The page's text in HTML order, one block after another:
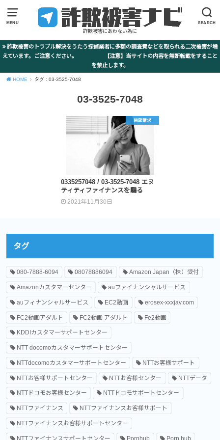
MENU SEARCH
詐欺被害にあわない為に
詐欺被害のトラブル解決をうたう探偵業者に多額の調査費などを取られる二次被害が増
えています。ご注意ください。 【注意】当サイトの内容を無断転載をすること
を禁止します。
HOME タグ : 03-3525-7048
03-3525-7048
架空請求
0335257048 / 03-3525-7048 エヌ
ティティファイナンスを騙る
2021年11月30日
タグ
080-7888-6094 08078886094 Amazon Japan（株）受付
Amazonカスタマーセンター auファイナンシャルサービス
auフィナンシャルサービス EC2動画 erosex-xxxjav.com
FC2動画アダルト FC2動画 アダルト Fe2動画
KDDIカスタマーサポートセンター
NTT docomoカスタマーサポートセンター
NTTdocomoカスタマーサポートセンター NTTお客様サポート
NTTお客様サポートセンター NTTお客様センター NTTデータ
NTTドコモお客様センター NTTドコモサポートセンター
NTTファイナンス NTTファイナンスお客様サポート
NTTファイナンスお客様サポートセンター
NTTファイナンスサポートセンター Pornhub Porn hub